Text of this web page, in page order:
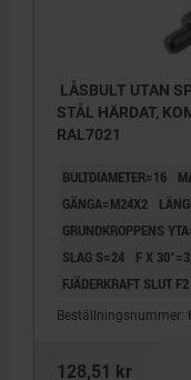
LÅSBULT UTAN
STÅL HÄRDAT,
RAL7021
BULTDIAMETER=16
GÄNGA=M24X2
GRUNDKROPPENS
SLAG S=24
F X
FJÄDERKRAFT SLUT
Beställningsnummer:
128,51 kr